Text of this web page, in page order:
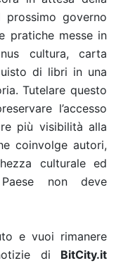
prossimo governo
pratiche messe in
cultura, carta
di libri in una
Tutelare questo
l’accesso
più visibilità alla
coinvolge autori,
culturale ed
non deve
e vuoi rimanere
di BitCity.it